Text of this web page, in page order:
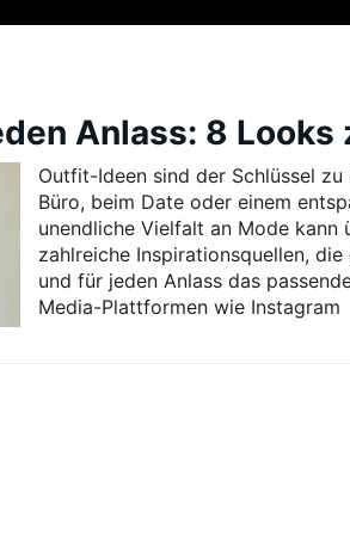
Anlass: 8 Looks
Outfit-Ideen sind der Schlüssel
Büro, beim Date oder einem
unendliche Vielfalt an Mode
zahlreiche Inspirationsquellen,
und für jeden Anlass das
Media-Plattformen wie Instagram